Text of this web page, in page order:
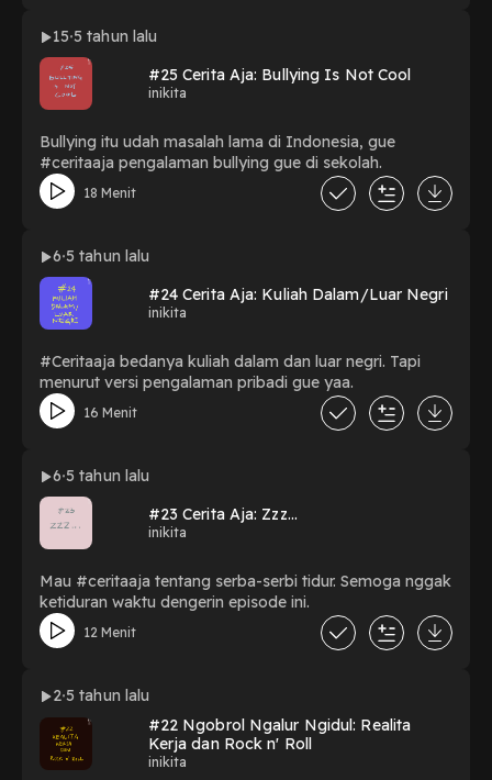
15 5 tahun lalu
#25 Cerita Aja: Bullying Is Not Cool
inikita
Bullying itu udah masalah lama di Indonesia, gue
#ceritaaja pengalaman bullying gue di sekolah.
18 Menit
6 5 tahun lalu
#24 Cerita Aja: Kuliah Dalam/Luar Negri
inikita
#Ceritaaja bedanya kuliah dalam dan luar negri. Tapi
menurut versi pengalaman pribadi gue yaa.
16 Menit
6 5 tahun lalu
#23 Cerita Aja: Zzz...
inikita
Mau #ceritaaja tentang serba-serbi tidur. Semoga nggak
ketiduran waktu dengerin episode ini.
12 Menit
2 5 tahun lalu
#22 Ngobrol Ngalur Ngidul: Realita
Kerja dan Rock n' Roll
inikita